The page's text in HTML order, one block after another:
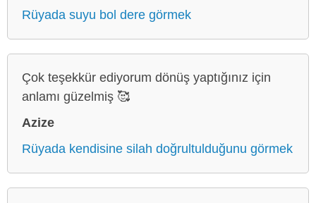
Rüyada suyu bol dere görmek
Çok teşekkür ediyorum dönüş yaptığınız için
anlamı güzelmiş 🥰
Azize
Rüyada kendisine silah doğrultulduğunu görmek